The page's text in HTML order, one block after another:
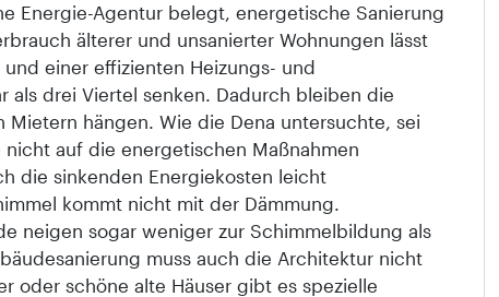
Energie-Agentur belegt, energetische Sanierung
älterer und unsanierter Wohnungen lässt
einer effizienten Heizungs- und
als drei Viertel senken. Dadurch bleiben die
Mietern hängen. Wie die Dena untersuchte, sei
auf die energetischen Maßnahmen
die sinkenden Energiekosten leicht
kommt nicht mit der Dämmung.
neigen sogar weniger zur Schimmelbildung als
muss auch die Architektur nicht
oder schöne alte Häuser gibt es spezielle